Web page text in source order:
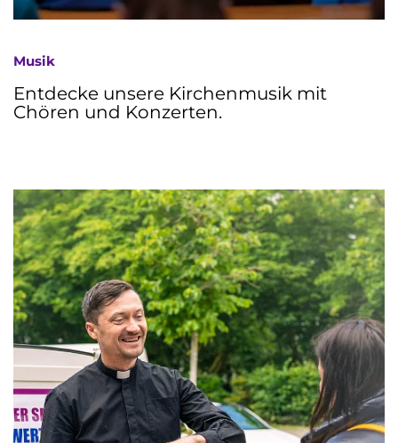
Musik
Entdecke unsere Kirchenmusik mit
Chören und Konzerten.